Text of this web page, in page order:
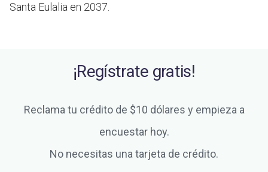
Santa Eulalia en 2037.
¡Regístrate gratis!
Reclama tu crédito de $10 dólares y empieza a
encuestar hoy.
No necesitas una tarjeta de crédito.